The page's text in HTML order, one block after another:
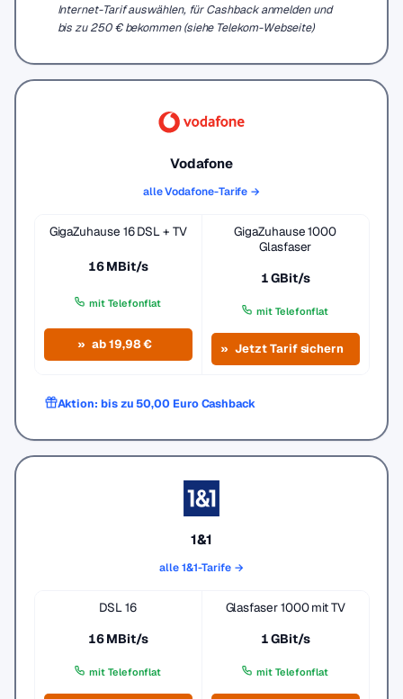
Internet-Tarif auswählen, für Cashback anmelden und
bis zu 250 € bekommen (siehe Telekom-Webseite)
Vodafone
alle Vodafone-Tarife →
GigaZuhause 16 DSL + TV
16 MBit/s
mit Telefonflat
ab 19,98 €
GigaZuhause 1000
Glasfaser
1 GBit/s
mit Telefonflat
Jetzt Tarif sichern
Aktion: bis zu 50,00 Euro Cashback
1&1
alle 1&1-Tarife →
DSL 16
16 MBit/s
mit Telefonflat
Glasfaser 1000 mit TV
1 GBit/s
mit Telefonflat